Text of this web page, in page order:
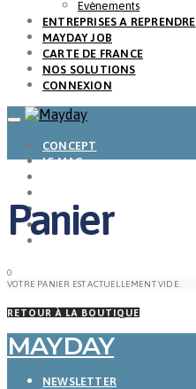
Evènements
ENTREPRISES A REPRENDRE
MAYDAY JOB
CARTE DE FRANCE
NOS SOLUTIONS
CONNEXION
CONCEPT
LE MAG
CARTE DE FRANCE
NOS SOLUTIONS
0
Panier
VOTRE PANIER EST ACTUELLEMENT VIDE.
RETOUR À LA BOUTIQUE
MAYDAY
NEWSLETTER